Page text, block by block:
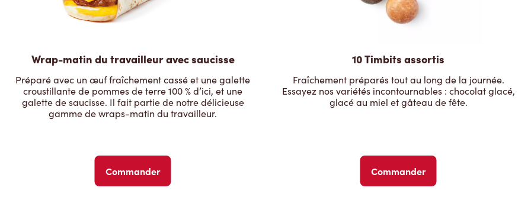
Wrap-matin du travailleur avec saucisse
Préparé avec un œuf fraîchement cassé et une galette
croustillante de pommes de terre 100 % d’ici, et une
galette de saucisse. Il fait partie de notre délicieuse
gamme de wraps-matin du travailleur.
Commander
10 Timbits assortis
Fraîchement préparés tout au long de la journée.
Essayez nos variétés incontournables : chocolat glacé,
glacé au miel et gâteau de fête.
Commander